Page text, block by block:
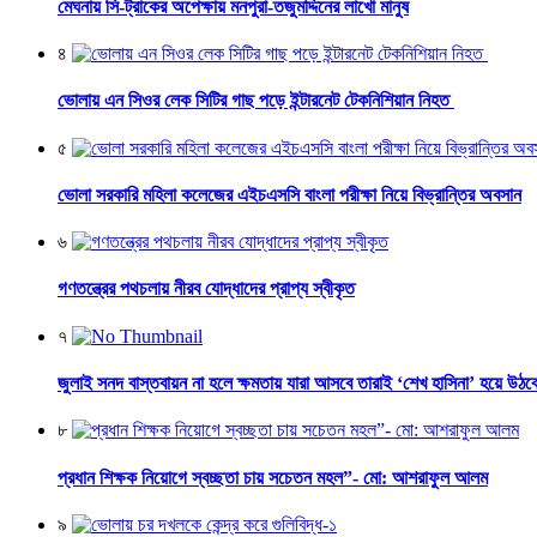
মেঘনায় সি-ট্রাকের অপেক্ষায় মনপুরা-তজুমদ্দিনের লাখো মানুষ
৪
ভোলায় এন সিওর লেক সিটির গাছ পড়ে ইন্টারনেট টেকনিশিয়ান নিহত
৫
ভোলা সরকারি মহিলা কলেজের এইচএসসি বাংলা পরীক্ষা নিয়ে বিভ্রান্তির অবসান
৬
গণতন্ত্রের পথচলায় নীরব যোদ্ধাদের প্রাপ্য স্বীকৃত
৭
জুলাই সনদ বাস্তবায়ন না হলে ক্ষমতায় যারা আসবে তারাই ‘শেখ হাসিনা’ হয়ে
৮
প্রধান শিক্ষক নিয়োগে স্বচ্ছতা চায় সচেতন মহল”- মো: আশরাফুল আলম
৯